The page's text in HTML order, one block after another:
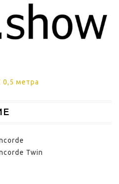
0,5 метра
Twin